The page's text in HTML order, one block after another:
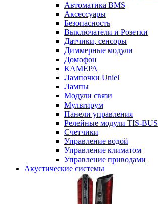
Автоматика BMS
Аксессуары
Безопасность
Выключатели и Розетки
Датчики, сенсоры
Диммерные модули
Домофон
КАМЕРА
Лампочки Uniel
Лампы
Модули связи
Мультирум
Панели управления
Релейные модули TIS-BUS
Счетчики
Управление водой
Управление климатом
Управление приводами
Акустические системы